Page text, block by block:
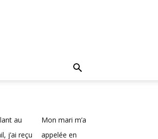
au
j’ai reçu
Mon mari m’a
appelée en